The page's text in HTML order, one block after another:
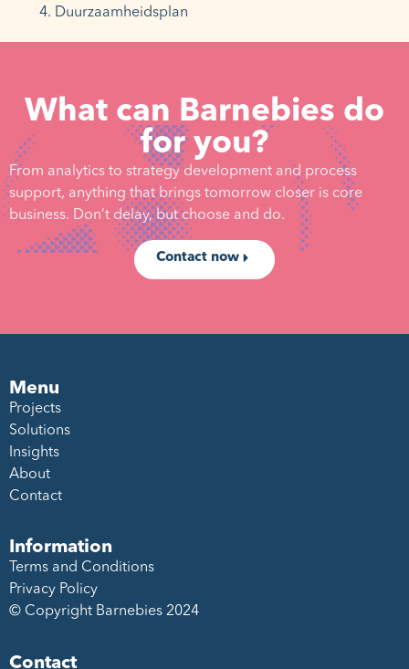
Duurzaamheidsplan
What can Barnebies do
for you?
From analytics to strategy development and process
support, anything that brings tomorrow closer is core
business. Don’t delay, but choose and do.
Contact now
Menu
Projects
Solutions
Insights
About
Contact
Information
Terms and Conditions
Privacy Policy
© Copyright Barnebies 2024
Contact